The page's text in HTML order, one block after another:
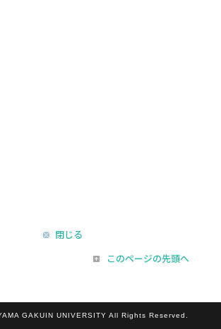
閉じる
このページの先頭へ
GAKUIN UNIVERSITY All Rights Reserved.